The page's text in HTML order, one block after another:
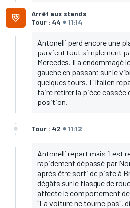
Arrêt aux stands
Tour : 44
11:14
Antonelli perd encore une
parvient tout simplement
Mercedes. Il a endommagé
gauche en passant sur le
quelques tours. L'Italien
faire retirer la pièce cassée
position.
Tour : 42 11:12
Antonelli repart mais il est
rapidement dépassé par
après être sorti de piste à
dégâts sur le flasque de
affecte le comportement
"La voiture ne tourne pas",